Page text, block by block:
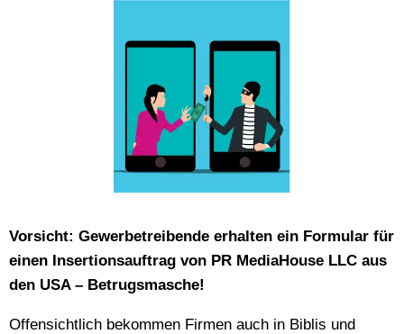
Vorsicht: Gewerbetreibende erhalten ein Formular für
einen Insertionsauftrag von PR MediaHouse LLC aus
den USA – Betrugsmasche!
Offensichtlich bekommen Firmen auch in Biblis und